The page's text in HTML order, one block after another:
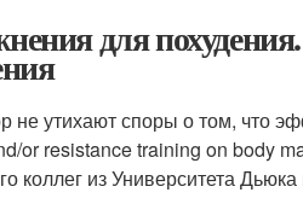
для
не утихают споры о том, что
or resistance training on body
коллег из Университета